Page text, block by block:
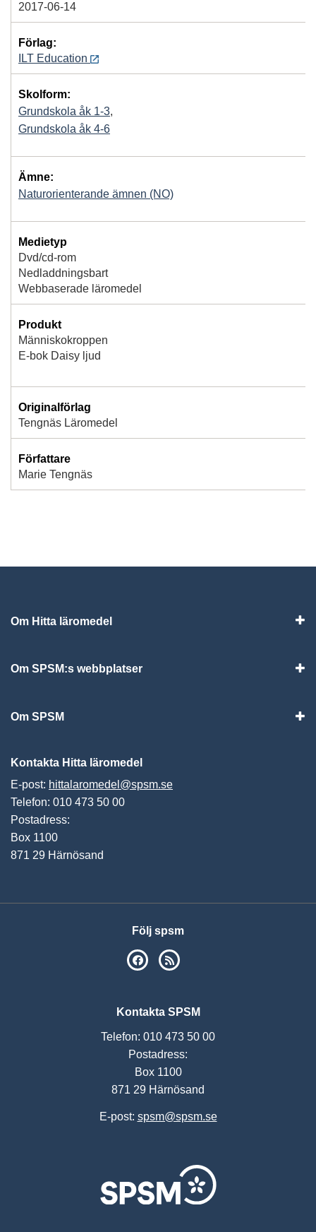
2017-06-14
Förlag:
ILT Education
Skolform:
Grundskola åk 1-3,
Grundskola åk 4-6
Ämne:
Naturorienterande ämnen (NO)
Medietyp
Dvd/cd-rom
Nedladdningsbart
Webbaserade läromedel
Produkt
Människokroppen
E-bok Daisy ljud
Originalförlag
Tengnäs Läromedel
Författare
Marie Tengnäs
Om Hitta läromedel
Om SPSM:s webbplatser
Om SPSM
Kontakta Hitta läromedel
E-post: hittalaromedel@spsm.se
Telefon: 010 473 50 00
Postadress:
Box 1100
871 29 Härnösand
Följ spsm
SPSM på Facebook
Kontakta SPSM
Telefon: 010 473 50 00
Postadress:
Box 1100
871 29 Härnösand
E-post: spsm@spsm.se